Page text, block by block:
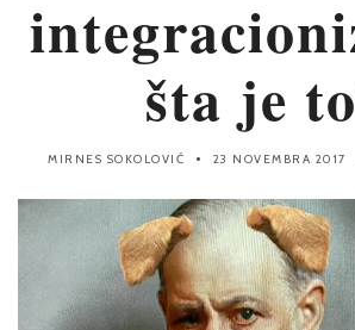
šta je
MIRNES SOKOLOVIĆ 23 NOVEMBRA 2017